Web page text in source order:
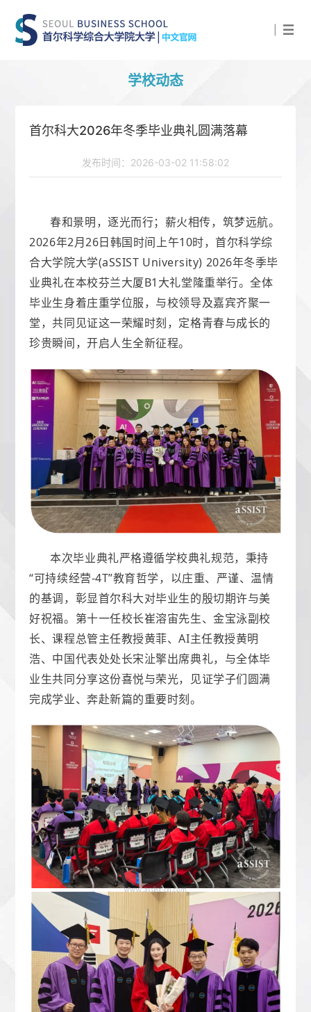
学校动态
首尔科大2026年冬季毕业典礼圆满落幕
发布时间：2026-03-02 11:58:02
春和景明，逐光而行；薪火相传，筑梦远航。
2026年2月26日韩国时间上午10时，首尔科学综
合大学院大学(aSSIST University) 2026年冬季毕
业典礼在本校芬兰大厦B1大礼堂隆重举行。全体
毕业生身着庄重学位服，与校领导及嘉宾齐聚一
堂，共同见证这一荣耀时刻，定格青春与成长的
珍贵瞬间，开启人生全新征程。
本次毕业典礼严格遵循学校典礼规范，秉持
“可持续经营-4T”教育哲学，以庄重、严谨、温情
的基调，彰显首尔科大对毕业生的殷切期许与美
好祝福。第十一任校长崔溶宙先生、金宝泳副校
长、课程总管主任教授黄菲、AI主任教授黄明
浩、中国代表处处长宋沚擎出席典礼，与全体毕
业生共同分享这份喜悦与荣光，见证学子们圆满
完成学业、奔赴新篇的重要时刻。